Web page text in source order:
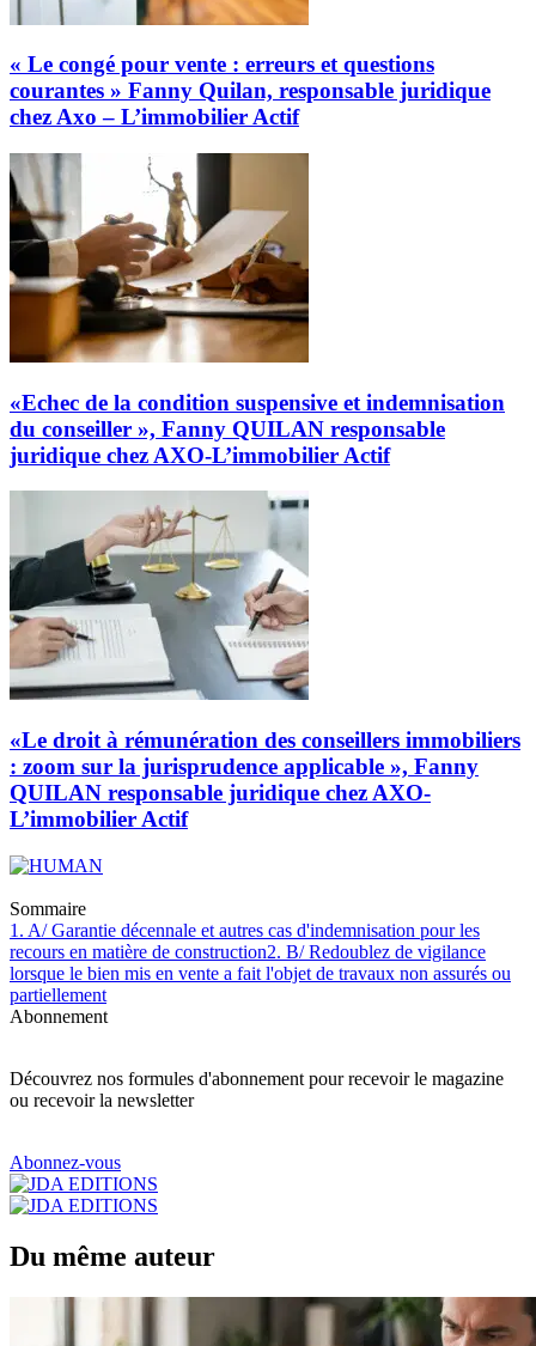
« Le congé pour vente : erreurs et questions
courantes » Fanny Quilan, responsable juridique
chez Axo – L’immobilier Actif
«Echec de la condition suspensive et indemnisation
du conseiller », Fanny QUILAN responsable
juridique chez AXO-L’immobilier Actif
«Le droit à rémunération des conseillers immobiliers
: zoom sur la jurisprudence applicable », Fanny
QUILAN responsable juridique chez AXO-
L’immobilier Actif
Sommaire
1. A/ Garantie décennale et autres cas d'indemnisation pour les
recours en matière de construction2. B/ Redoublez de vigilance
lorsque le bien mis en vente a fait l'objet de travaux non assurés ou
partiellement
Abonnement
Découvrez nos formules d'abonnement pour recevoir le magazine
ou recevoir la newsletter
Abonnez-vous
Du même auteur